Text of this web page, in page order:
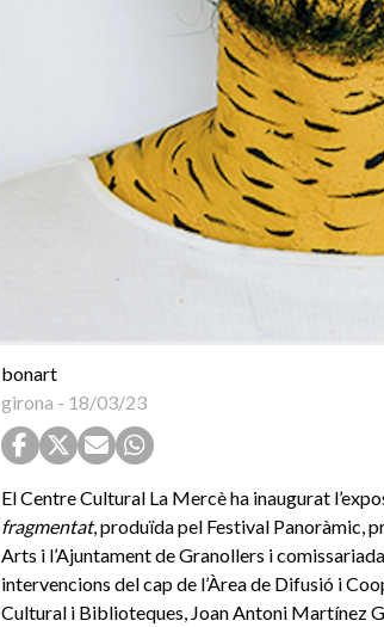
bonart
girona - 18/03/23
El Centre Cultural La Mercè ha inaugurat
fragmentat, produïda pel Festival Panoràmic,
Arts i l’Ajuntament de Granollers i
intervencions del cap de l’Àrea de Difusió i
Cultural i Biblioteques, Joan Antoni Martínez